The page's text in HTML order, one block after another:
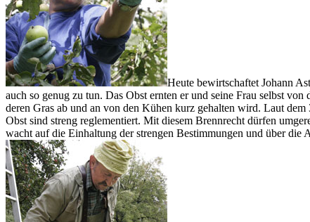
Heute bewirtschaftet Johann
auch so genug zu tun. Das Obst ernten er und seine Frau selbst
deren Gras ab und an von den Kühen kurz gehalten wird. Laut
Obst sind streng reglementiert. Mit diesem Brennrecht dürfen
wacht auf die Einhaltung der strengen Bestimmungen und über die